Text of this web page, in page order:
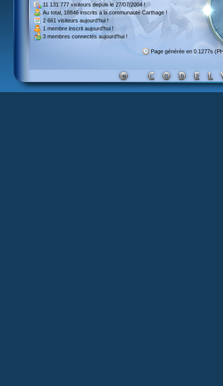
11 131 777 visiteursdepuis le 27/07/2004 !
Au total, 18846 inscritsà la communauté Carthage !
2 661 visiteurs aujourd'hui !
1 membre inscrit aujourd'hui !
3 membres connectés aujourd'hui !
Page générée en 0.1277s